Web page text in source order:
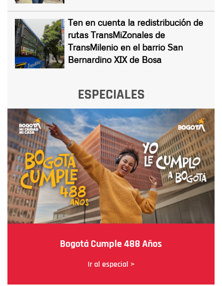
Ten en cuenta la redistribución de
rutas TransMiZonales de
TransMilenio en el barrio San
Bernardino XIX de Bosa
ESPECIALES
Bogotá Cumple 488 Años
Ir al especial >